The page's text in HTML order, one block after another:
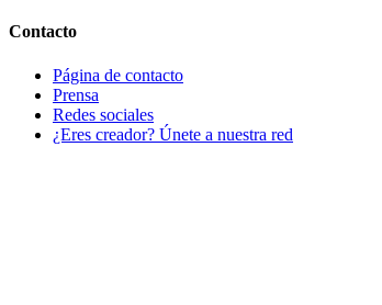
Contacto
Página de contacto
Prensa
Redes sociales
¿Eres creador? Únete a nuestra red